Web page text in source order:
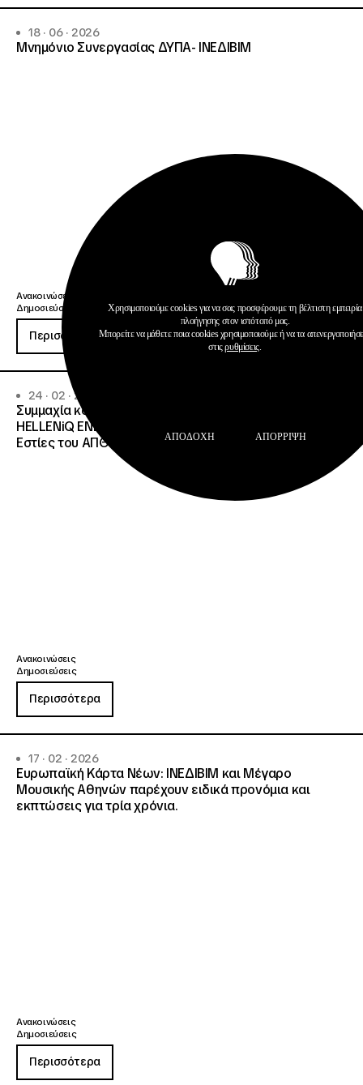
18 · 06 · 2026
Μνημόνιο Συνεργασίας ΔΥΠΑ- ΙΝΕΔΙΒΙΜ
Ανακοινώσεις
Δημοσιεύσεις
Περισσότερα
24 · 02 · 2026
Συμμαχία κοινωνικής ευθύνης από ΙΝΕΔΙΒΙΜ, ΑΠΘ και
HELLENiQ ENERGY: Δωρεά εξοπλισμού στις Φοιτητικές
Εστίες του ΑΠΘ
Ανακοινώσεις
Δημοσιεύσεις
Περισσότερα
17 · 02 · 2026
Ευρωπαϊκή Κάρτα Νέων: ΙΝΕΔΙΒΙΜ και Μέγαρο
Μουσικής Αθηνών παρέχουν ειδικά προνόμια και
εκπτώσεις για τρία χρόνια.
Ανακοινώσεις
Δημοσιεύσεις
Περισσότερα
Χρησιμοποιούμε cookies για να σας προσφέρουμε τη βέλτιστη εμπειρία
πλοήγησης στον ιστότοπό μας.
Μπορείτε να μάθετε ποια cookies χρησιμοποιούμε ή να τα
στιςρυθμίσεις.
ΑΠΟΔΟΧΉ ΑΠΌΡΡΙΨΗ